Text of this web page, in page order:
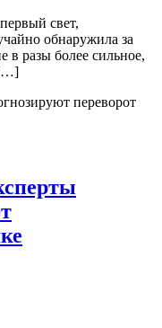
свет,
обнаружила за
в разы более сильное,
[…]